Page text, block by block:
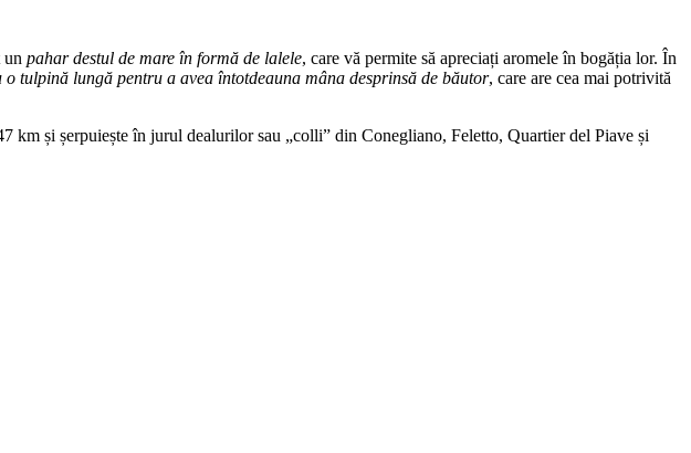
un pahar destul de mare în formă de lalele, care vă permite să apreciați aromele în bogăția lor. În
o tulpină lungă pentru a avea întotdeauna mâna desprinsă de băutor, care are cea mai potrivită
km și șerpuiește în jurul dealurilor sau „colli” din Conegliano, Feletto, Quartier del Piave și